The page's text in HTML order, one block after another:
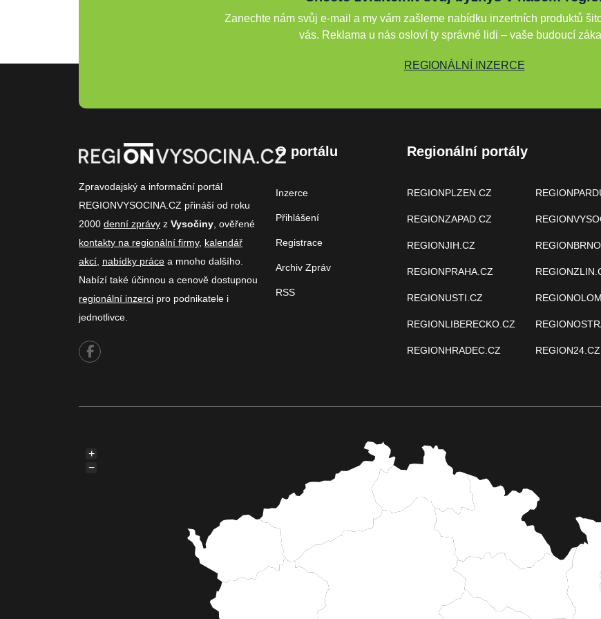
Zanechte nám svůj e-mail a my vám zašleme nabídku inzertních produktů
vás. Reklama u nás osloví ty správné lidi – vaše budoucí
REGIONÁLNÍ INZERCE
Zpravodajský a informační portál
REGIONVYSOCINA.CZ přináší od roku
2000 denní zprávy z Vysočiny , ověřené
kontakty na regionální firmy, kalendář
akcí nabídky práce a mnoho dalšího.
Nabízí také účinnou a cenově dostupnou
regionální inzerci pro podnikatele i
jednotlivce.
O portálu
Inzerce
Přihlášení
Registrace
Archiv Zpráv
RSS
Regionální portály
REGIONPLZEN.CZ
REGIONZAPAD.CZ
REGIONJIH.CZ
REGIONPRAHA.CZ
REGIONUSTI.CZ
REGIONLIBERECKO.CZ
REGIONHRADEC.CZ REGION24.CZ
+
−